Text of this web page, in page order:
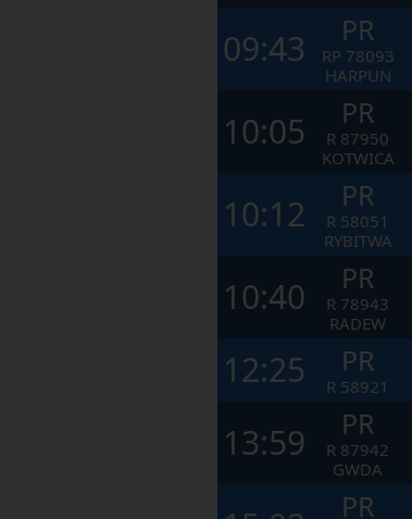
09:43 PR
RP 78093
HARPUN
10:05
PR
R 87950
KOTWICA
10:12
PR
R 58051
RYBITWA
10:40
PR
R 78943
RADEW
12:25
PR
R 58921
13:59
PR
R 87942
GWDA
PR